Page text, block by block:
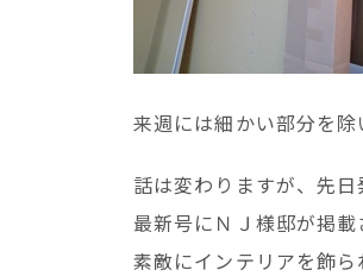
来週には細かい部分を除
話は変わりますが、先
最新号にＮＪ様邸が掲載
素敵にインテリアを飾